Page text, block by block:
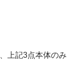
上記3点本体のみ